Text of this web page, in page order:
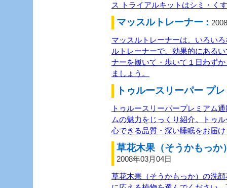
ス トライアルキットはシミ・く
マッスルトレーナー :
マッスルトレーナーは、いろい
ルトレーナーで、効果的にある
ナーを履いて・歩いて１日わず
ましょう。
トゥルースリーパー プ
トゥルースリーパープレミアム
ムの魅力をじっくり紹介。トゥ
心できる品質・深い睡眠をお届
草花木果（そうかもっか
2008年03月04日
草花木果（そうかもっか）の洗